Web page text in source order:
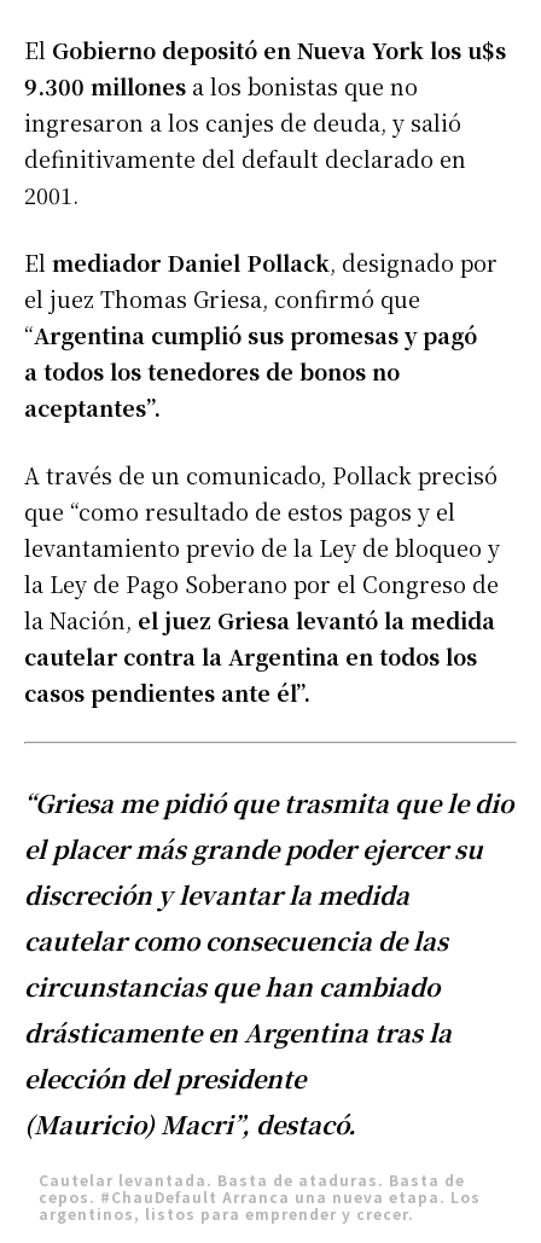
El Gobierno depositó en Nueva York los u$s
9.300 millones a los bonistas que no
ingresaron a los canjes de deuda, y salió
definitivamente del default declarado en
2001.
Elmediador Daniel Pollack, designado por
el juez Thomas Griesa, confirmó que
“Argentina cumplió sus promesas y pagó
a todos los tenedores de bonos no
aceptantes”.
A través de un comunicado, Pollack precisó
que “como resultado de estos pagos y el
levantamiento previo de la Ley de bloqueo y
la Ley de Pago Soberano por el Congreso de
la Nación, el juez Griesa levantó la medida
cautelar contra la Argentina en todos los
casos pendientes ante él”.
“Griesa me pidió que trasmita que le dio
el placer más grande poder ejercer su
discreción y levantar la medida
cautelar como consecuencia de las
circunstancias que han cambiado
drásticamente en Argentina tras la
elección del presidente
(Mauricio) Macri”, destacó.
Cautelar levantada. Basta de ataduras. Basta de
cepos. #ChauDefault Arranca una nueva etapa. Los
argentinos, listos para emprender y crecer.